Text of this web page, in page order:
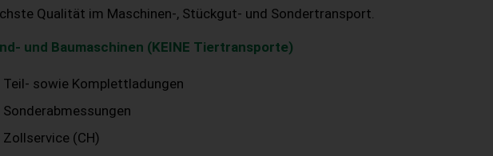
Qualität im Maschinen-, Stückgut- und Sondertransport.
und Baumaschinen (KEINE Tiertransporte)
Teil- sowie Komplettladungen
Sonderabmessungen
Zollservice (CH)